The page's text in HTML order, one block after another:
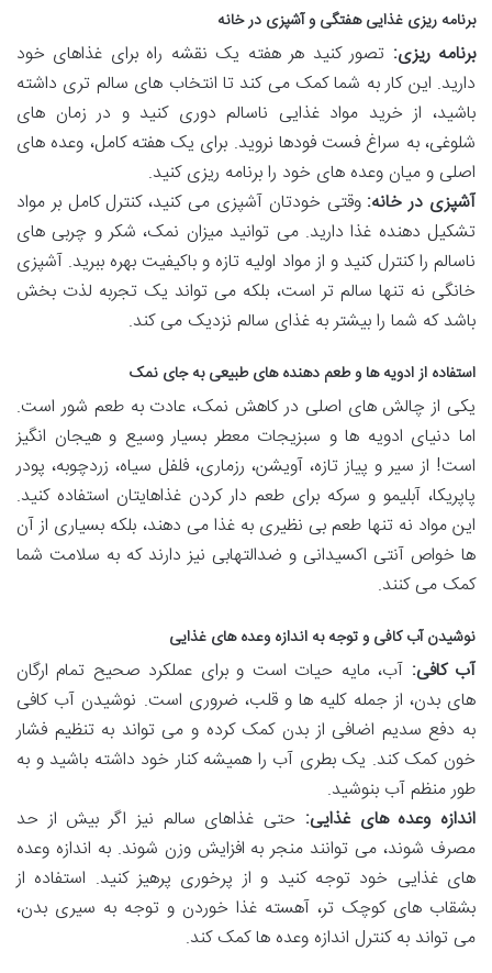
برنامه ریزی غذایی هفتگی و آشپزی در خانه
برنامه ریزی: تصور کنید هر هفته یک نقشه راه برای غذاهای خود
دارید. این کار به شما کمک می کند تا انتخاب های سالم تری داشته
باشید، از خرید مواد غذایی ناسالم دوری کنید و در زمان های
شلوغی، به سراغ فست فودها نروید. برای یک هفته کامل، وعده های
اصلی و میان وعده های خود را برنامه ریزی کنید.
آشپزی در خانه: وقتی خودتان آشپزی می کنید، کنترل کامل بر مواد
تشکیل دهنده غذا دارید. می توانید میزان نمک، شکر و چربی های
ناسالم را کنترل کنید و از مواد اولیه تازه و باکیفیت بهره ببرید. آشپزی
خانگی نه تنها سالم تر است، بلکه می تواند یک تجربه لذت بخش
باشد که شما را بیشتر به غذای سالم نزدیک می کند.
استفاده از ادویه ها و طعم دهنده های طبیعی به جای نمک
یکی از چالش های اصلی در کاهش نمک، عادت به طعم شور است.
اما دنیای ادویه ها و سبزیجات معطر بسیار وسیع و هیجان انگیز
است! از سیر و پیاز تازه، آویشن، رزماری، فلفل سیاه، زردچوبه، پودر
پاپریکا، آبلیمو و سرکه برای طعم دار کردن غذاهایتان استفاده کنید.
این مواد نه تنها طعم بی نظیری به غذا می دهند، بلکه بسیاری از آن
ها خواص آنتی اکسیدانی و ضدالتهابی نیز دارند که به سلامت شما
کمک می کنند.
نوشیدن آب کافی و توجه به اندازه وعده های غذایی
آب کافی: آب، مایه حیات است و برای عملکرد صحیح تمام ارگان
های بدن، از جمله کلیه ها و قلب، ضروری است. نوشیدن آب کافی
به دفع سدیم اضافی از بدن کمک کرده و می تواند به تنظیم فشار
خون کمک کند. یک بطری آب را همیشه کنار خود داشته باشید و به
طور منظم آب بنوشید.
اندازه وعده های غذایی: حتی غذاهای سالم نیز اگر بیش از حد
مصرف شوند، می توانند منجر به افزایش وزن شوند. به اندازه وعده
های غذایی خود توجه کنید و از پرخوری پرهیز کنید. استفاده از
بشقاب های کوچک تر، آهسته غذا خوردن و توجه به سیری بدن،
می تواند به کنترل اندازه وعده ها کمک کند.